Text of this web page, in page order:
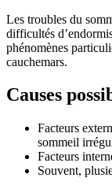
Les troubles du
difficultés
phénomènes
cauchemars.
Causes
Facteurs
sommeil
Facteurs
Souvent,